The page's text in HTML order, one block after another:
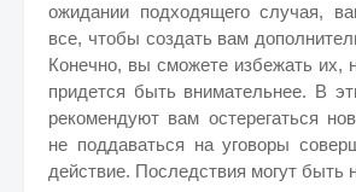
ожидании подходящего случая,
все, чтобы создать вам
Конечно, вы сможете избежать их,
придется быть внимательнее. В
рекомендуют вам остерегаться
не поддаваться на уговоры
действие. Последствия могут быть